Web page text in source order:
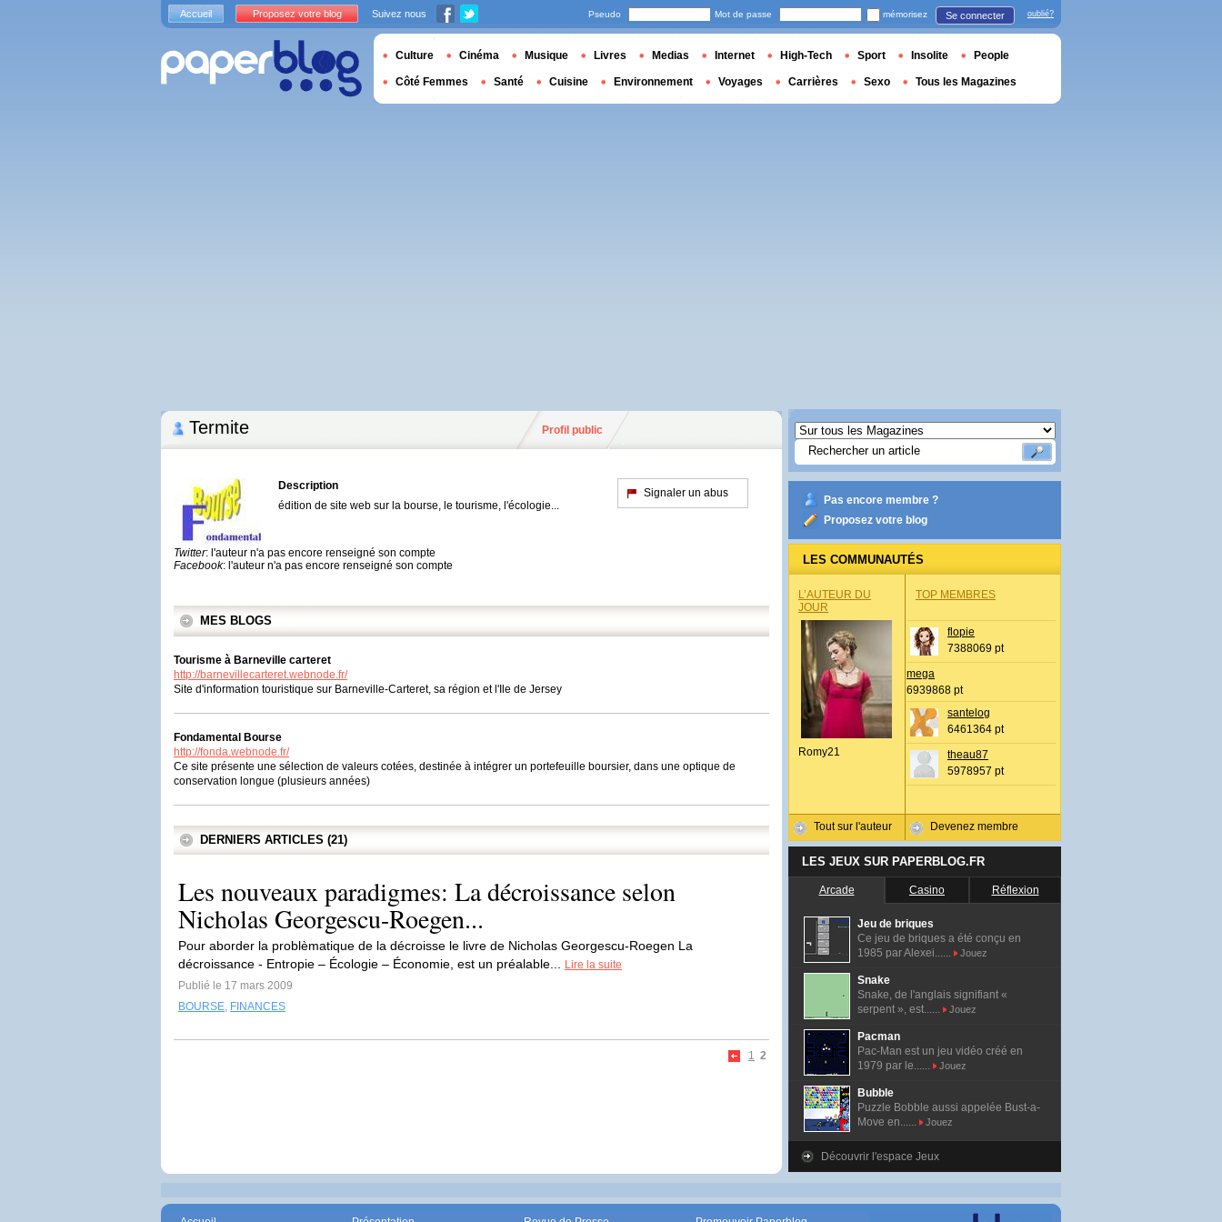
Termite Profil public
Description
édition de site web sur la bourse, le tourisme, l'écologie...
Twitter: l'auteur n'a pas encore renseigné son compte
Facebook: l'auteur n'a pas encore renseigné son compte
Signaler un abus
MES BLOGS
Tourisme à Barneville carteret
http://barnevillecarteret.webnode.fr/
Site d'information touristique sur Barneville-Carteret, sa région et l'Ile de Jersey
Fondamental Bourse
http://fonda.webnode.fr/
Ce site présente une sélection de valeurs cotées, destinée à intégrer un portefeuille boursier, dans une optique de
conservation longue (plusieurs années)
DERNIERS ARTICLES (21)
Les nouveaux paradigmes: La décroissance selon
Nicholas Georgescu-Roegen...
Pour aborder la problèmatique de la décroisse le livre de Nicholas Georgescu-Roegen La
décroissance - Entropie – Écologie – Économie, est un préalable...
Lire la suite
Publié le 17 mars 2009
BOURSE, FINANCES
1 2
Pas encore membre ?
Proposez votre blog
LES COMMUNAUTÉS
L’AUTEUR DU
JOUR
Romy21
Tout sur l'auteur
TOP MEMBRES
flopie
7388069 pt
mega
6939868 pt
santelog
6461364 pt
theau87
5978957 pt
Devenez membre
LES JEUX SUR PAPERBLOG.FR
Arcade Casino Réflexion
Jeu de briques
Ce jeu de briques a été conçu en
1985 par Alexei......
Jouez
Snake
Snake, de l'anglais signifiant «
serpent », est......
Jouez
Pacman
Pac-Man est un jeu vidéo créé en
1979 par le......
Jouez
Bubble
Puzzle Bobble aussi appelée Bust-a-
Move en......
Jouez
Découvrir l'espace Jeux
Accueil Proposez votre blog Suivez nous Pseudo Mot de passe mémorisez Se connecter oublié?
Culture Cinéma Musique Livres Medias Internet High-Tech Sport Insolite People
Côté Femmes Santé Cuisine Environnement Voyages Carrières Sexo Tous les Magazines